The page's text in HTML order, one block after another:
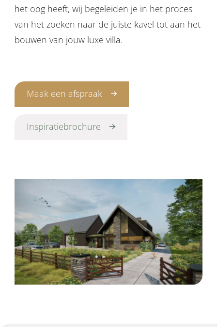
het oog heeft, wij begeleiden je in het proces
van het zoeken naar de juiste kavel tot aan het
bouwen van jouw luxe villa.
Maak een afspraak
Inspiratiebrochure